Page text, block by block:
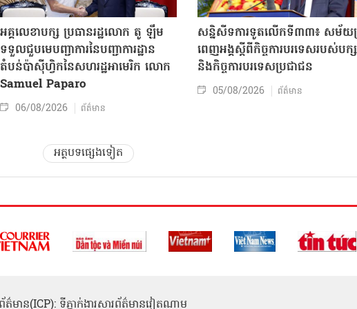
អគ្គលេខាបក្ស ប្រធានរដ្ឋលោក តូ ឡឹម
ទទួលជួបមេបញ្ជាការនៃបញ្ជាការដ្ឋាន
តំបន់ប៉ាស៊ីហ្វិកនៃសហរដ្ឋអាមេរិក លោក
Samuel Paparo
06/08/2026 ព័ត៌មាន
សន្និសីទការទូតលើកទី៣៣៖ សម័យ
ពេញអង្គស្តីពីកិច្ច​ការបរទេសរបស់​បក្ស
និងកិច្ច​ការបរទេសប្រជាជន
05/08/2026 ព័ត៌មាន
អត្ថបទផ្សេងទៀត
ព័ត៌មាន(ICP): ទីភ្នាក់ងារសារព័ត៌មានវៀតណាម